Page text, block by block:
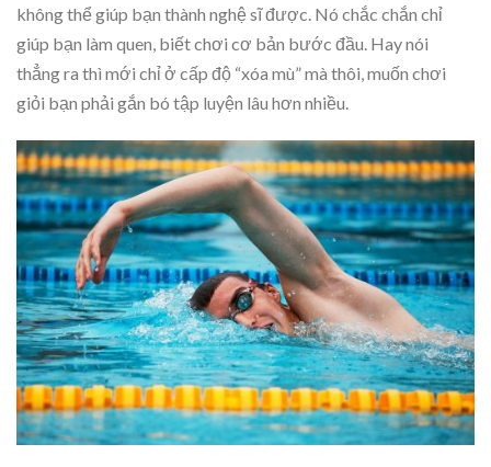
không thể giúp bạn thành nghệ sĩ được. Nó chắc chắn chỉ
giúp bạn làm quen, biết chơi cơ bản bước đầu. Hay nói
thẳng ra thì mới chỉ ở cấp độ “xóa mù” mà thôi, muốn chơi
giỏi bạn phải gắn bó tập luyện lâu hơn nhiều.